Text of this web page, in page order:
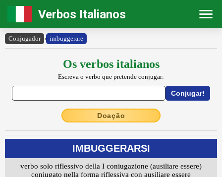
Verbos Italianos
Conjugador › imbuggerare
Os verbos italianos
Escreva o verbo que pretende conjugar:
Doação
IMBUGGERARSI
verbo solo riflessivo della I coniugazione (ausiliare essere)
coniugato nella forma riflessiva con ausiliare essere